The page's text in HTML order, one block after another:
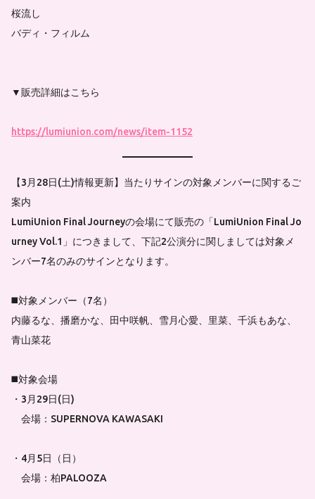
桜流し
バディ・フィルム
▼販売詳細はこちら
https://lumiunion.com/news/item-1152
【3月28日(土)情報更新】当たりサインの対象メンバーに関するご
案内
LumiUnion Final Journeyの会場にて販売の「LumiUnion Final Jo
urney Vol.1」につきまして、下記2公演分に関しましては対象メ
ンバー7名のみのサインとなります。
◼️対象メンバー（7名）
内藤るな、播磨かな、田中咲帆、雪月心愛、里菜、千浜もあな、
青山菜花
◼️対象会場
・3月29日(日)
会場：SUPERNOVA KAWASAKI
・4月5日（日）
会場：柏PALOOZA